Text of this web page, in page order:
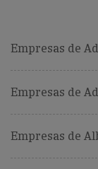
Empresas de
Empresas de
Empresas de